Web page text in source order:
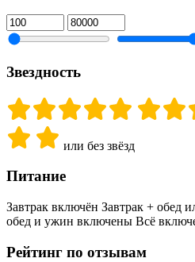
Звездность
или без звёзд
Питание
Завтрак включён Завтрак + обед
обед и ужин включены Всё
Рейтинг по отзывам